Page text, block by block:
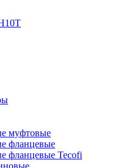
муфтовые
фланцевые
фланцевые Tecofi